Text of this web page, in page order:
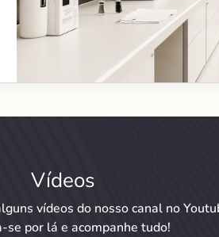
Vídeos
vídeos do nosso canal no
se por lá e acompanhe tudo!